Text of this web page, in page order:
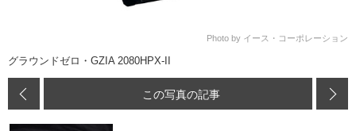
Photo by イース・コーポレーション
グラウンドゼロ・GZIA 2080HPX-II
この写真の記事